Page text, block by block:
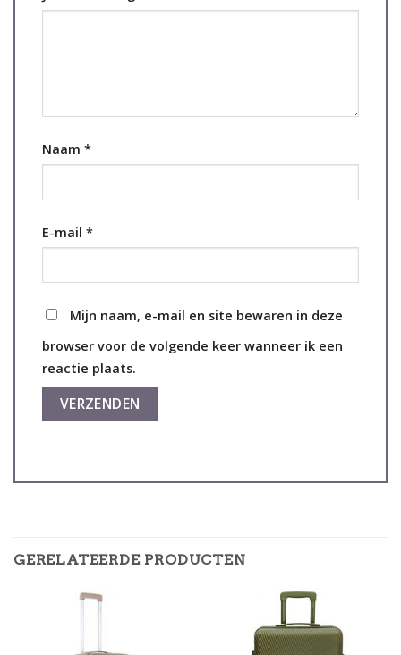
Naam *
E-mail *
Mijn naam, e-mail en site bewaren in deze
browser voor de volgende keer wanneer ik een
reactie plaats.
GERELATEERDE PRODUCTEN